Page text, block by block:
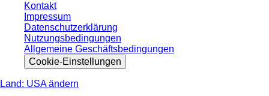
Kontakt
Impressum
Datenschutzerklärung
Nutzungsbedingungen
Allgemeine Geschäftsbedingungen
Cookie-Einstellungen
Land: USA ändern